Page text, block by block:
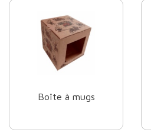
Boîte à mugs